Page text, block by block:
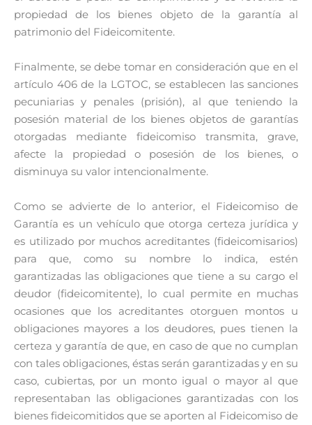
propiedad de los bienes objeto de la garantía al
patrimonio del Fideicomitente.
Finalmente, se debe tomar en consideración que en el
artículo 406 de la LGTOC, se establecen las sanciones
pecuniarias y penales (prisión), al que teniendo la
posesión material de los bienes objetos de garantías
otorgadas mediante fideicomiso transmita, grave,
afecte la propiedad o posesión de los bienes, o
disminuya su valor intencionalmente.
Como se advierte de lo anterior, el Fideicomiso de
Garantía es un vehículo que otorga certeza jurídica y
es utilizado por muchos acreditantes (fideicomisarios)
para que, como su nombre lo indica, estén
garantizadas las obligaciones que tiene a su cargo el
deudor (fideicomitente), lo cual permite en muchas
ocasiones que los acreditantes otorguen montos u
obligaciones mayores a los deudores, pues tienen la
certeza y garantía de que, en caso de que no cumplan
con tales obligaciones, éstas serán garantizadas y en su
caso, cubiertas, por un monto igual o mayor al que
representaban las obligaciones garantizadas con los
bienes fideicomitidos que se aporten al Fideicomiso de